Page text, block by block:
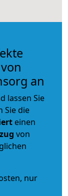
an
lassen Sie
Sie die
einen
von
nur